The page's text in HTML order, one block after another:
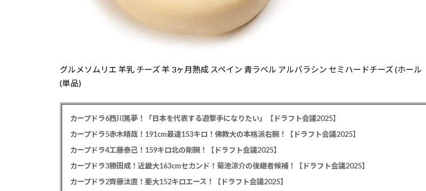
グルメソムリエ 羊乳 チーズ 羊 3ヶ月熟成 スペイン 青ラベル アルバラシン セミハードチーズ (ホール
(単品)
カープドラ6西川篤夢！「日本を代表する遊撃手になりたい」【ドラフト会議2025】
カープドラ5赤木晴哉！191cm最速153キロ！佛教大の本格派右腕！【ドラフト会議2025】
カープドラ4工藤泰己！159キロ北の剛腕！【ドラフト会議2025】
カープドラ3勝田成！近畿大163cmセカンド！菊池涼介の後継者候補！【ドラフト会議2025】
カープドラ2齊藤汰直！亜大152キロエース！【ドラフト会議2025】